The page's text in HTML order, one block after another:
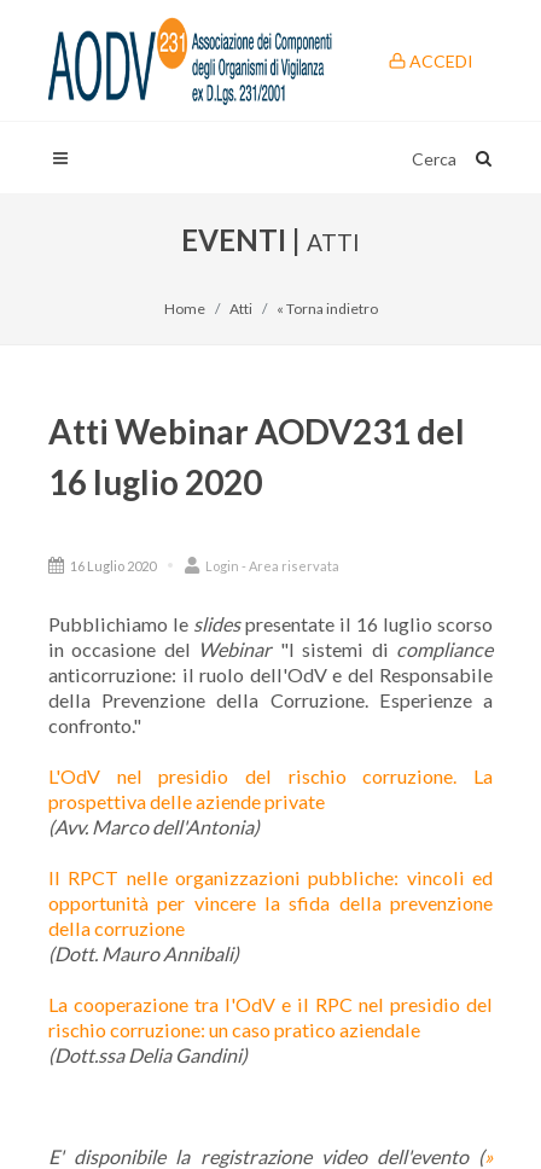
ACCEDI
Cerca
EVENTI | ATTI
Home Atti « Torna indietro
Atti Webinar AODV231 del
16 luglio 2020
16 Luglio 2020 Login - Area riservata
Pubblichiamo le slidespresentate il 16 luglio scorso
in occasione del Webinar "I sistemi di compliance
anticorruzione: il ruolo dell'OdV e del Responsabile
della Prevenzione della Corruzione. Esperienze a
confronto."
L'OdV nel presidio del rischio corruzione. La
prospettiva delle aziende private
(Avv. Marco dell'Antonia)
Il RPCT nelle organizzazioni pubbliche: vincoli ed
opportunità per vincere la sfida della prevenzione
della corruzione
(Dott. Mauro Annibali)
La cooperazione tra l'OdV e il RPC nel presidio del
rischio corruzione: un caso pratico aziendale
(Dott.ssa Delia Gandini)
E' disponibile la registrazione video dell'evento (»